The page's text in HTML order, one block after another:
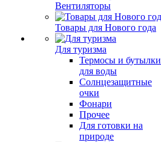
Вентиляторы
Товары для Нового года
Для туризма
Термосы и бутылки
для воды
Солнцезащитные
очки
Фонари
Прочее
Для готовки на
природе